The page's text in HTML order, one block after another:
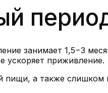
занимает 1,5−3
ускоряет приживление.
пищи, а также слишком